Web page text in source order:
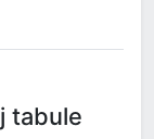
tabule